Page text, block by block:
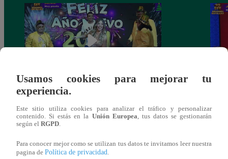
Josimar armó una tremenda fiesta de año
nuevo en El Wasap de JB
Usamos cookies para mejorar tu
experiencia.
Este sitio utiliza cookies para analizar el tráfico y personalizar
contenido. Si estás en la Unión Europea , tus datos se gestionarán
según el RGPD
Para conocer mejor como se utilizan tus datos te invitamos leer nuestra
pagina de Política de privacidad